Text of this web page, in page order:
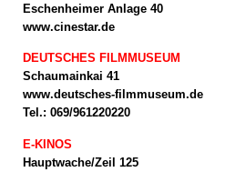
Eschenheimer Anlage 40
www.cinestar.de
DEUTSCHES FILMMUSEUM
Schaumainkai 41
www.deutsches-filmmuseum.de
Tel.: 069/961220220
E-KINOS
Hauptwache/Zeil 125